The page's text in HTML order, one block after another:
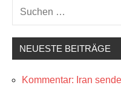
Geopolitik
Suchen
nach:
NEUESTE BEITRÄGE
Kommentar: Iran